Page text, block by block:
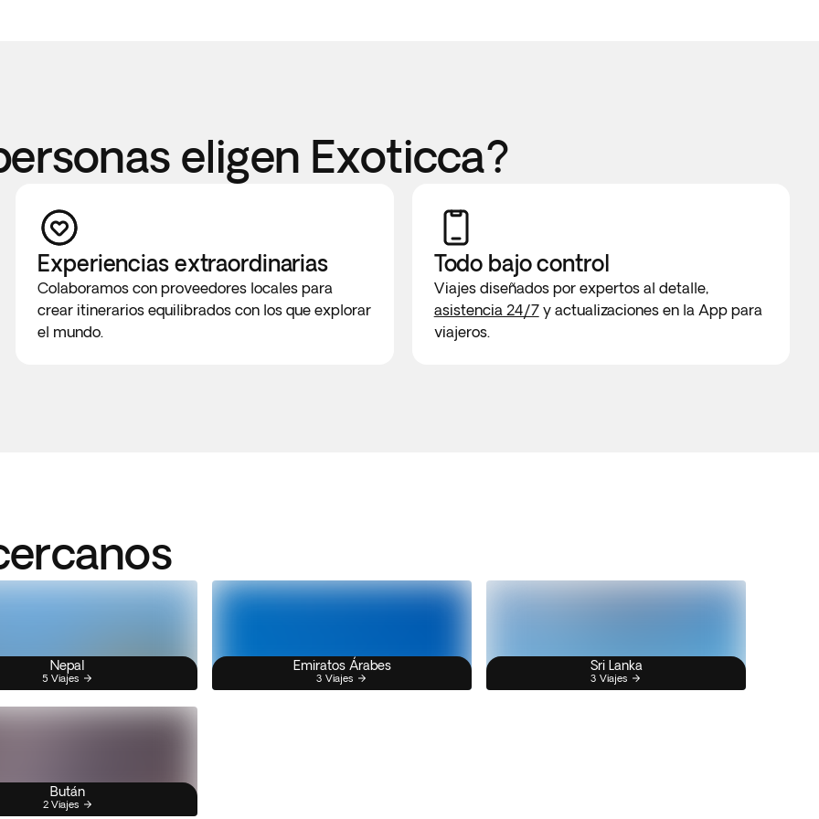
eligen Exoticca?
Experiencias extraordinarias
Colaboramos con proveedores locales para
crear itinerarios equilibrados con los que explorar
el mundo.
Todo bajo control
Viajes diseñados por expertos al detalle,
asistencia 24/7y actualizaciones en la App para
viajeros.
Nepal
5 Viajes
Emiratos Árabes
3 Viajes
Sri Lanka
3 Viajes
Bután
2 Viajes